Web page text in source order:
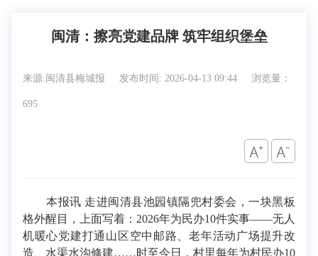
闽清：擦亮党建品牌 筑牢组织堡垒
来源:闽清县梅城报 发布时间: 2026-04-13 09:44 浏览量：
695
本报讯 走进闽清县池园镇隔兜村委会，一块黑板
格外醒目，上面写着：2026年为民办10件实事——无人
机暖心党建打通山区空中邮路、老年活动广场提升改
造、水渠水沟修建……时至今日，村里每年为村民办10